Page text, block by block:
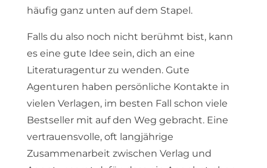
häufig ganz unten auf dem Stapel.
Falls du also noch nicht berühmt bist, kann
es eine gute Idee sein, dich an eine
Literaturagentur zu wenden. Gute
Agenturen haben persönliche Kontakte in
vielen Verlagen, im besten Fall schon viele
Bestseller mit auf den Weg gebracht. Eine
vertrauensvolle, oft langjährige
Zusammenarbeit zwischen Verlag und